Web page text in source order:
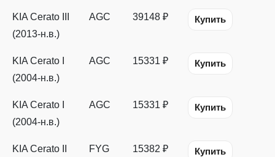
KIA Cerato III
(2013-н.в.)
AGC 39148 ₽ Купить
KIA Cerato I
(2004-н.в.)
AGC 15331 ₽ Купить
KIA Cerato I
(2004-н.в.)
AGC 15331 ₽ Купить
KIA Cerato II
FYG 15382 ₽ Купить